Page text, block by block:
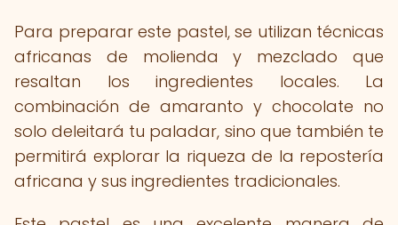
Para preparar este pastel, se utilizan técnicas
africanas de molienda y mezclado que
resaltan los ingredientes locales. La
combinación de amaranto y chocolate no
solo deleitará tu paladar, sino que también te
permitirá explorar la riqueza de la repostería
africana y sus ingredientes tradicionales.